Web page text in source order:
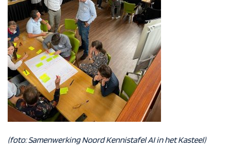
(foto: Samenwerking Noord Kennistafel AI in het Kasteel)